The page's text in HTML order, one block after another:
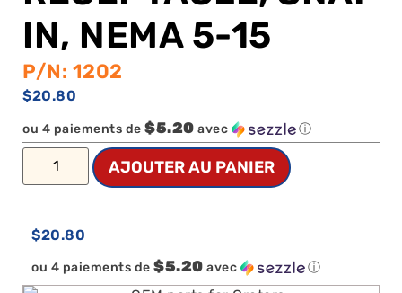
IN, NEMA 5-15
P/N: 1202
$20.80
ou 4 paiements de $5.20 avec ⓘ
AJOUTER AU PANIER
$20.80
ou 4 paiements de $5.20 avec ⓘ